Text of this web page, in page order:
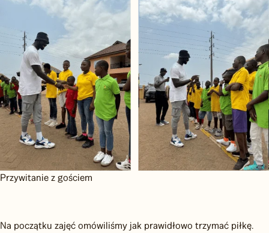
Przywitanie z gościem
Na początku zajęć omówiliśmy jak prawidłowo trzymać piłkę.